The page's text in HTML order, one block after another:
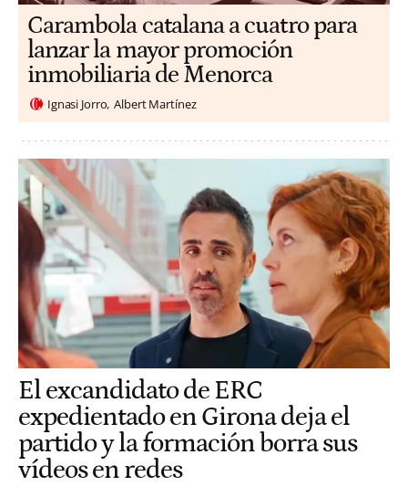
Carambola catalana a cuatro para
lanzar la mayor promoción
inmobiliaria de Menorca
Ignasi Jorro Albert Martínez
El excandidato de ERC
expedientado en Girona deja el
partido y la formación borra sus
vídeos en redes